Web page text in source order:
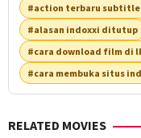
#action terbaru subtitle
#alasan indoxxi ditutup
#cara download film di
#cara membuka situs
RELATED MOVIES